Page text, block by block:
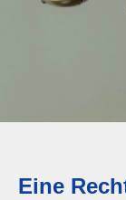
Eine